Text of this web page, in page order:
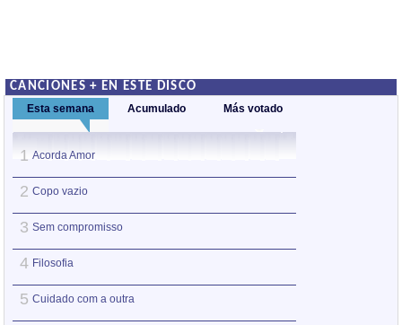
CANCIONES + EN ESTE DISCO
Esta semana Acumulado Más votado
1 Acorda Amor
2 Copo vazio
3 Sem compromisso
4 Filosofia
5 Cuidado com a outra